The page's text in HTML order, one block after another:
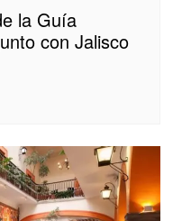
la Guía
con Jalisco